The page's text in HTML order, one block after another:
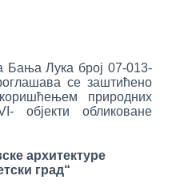
Бања Лука број 07-013-
се заштићено
природних
објекти обликоване
архитектуре
град“